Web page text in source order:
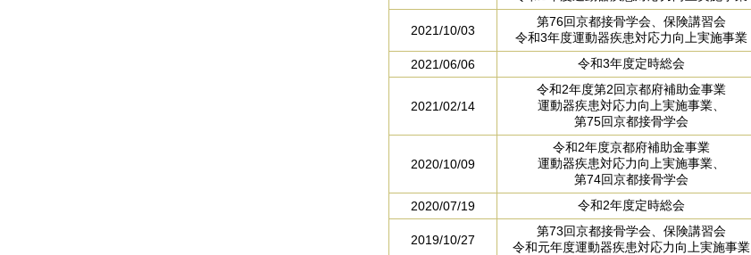
2021/10/03
第76回京都接骨学会、保険講習会
令和3年度運動器疾患対応力向上実施事業
2021/06/06
令和3年度定時総会
2021/02/14
令和2年度第2回京都府補助金事業
運動器疾患対応力向上実施事業、
第75回京都接骨学会
2020/10/09
令和2年度京都府補助金事業
運動器疾患対応力向上実施事業、
第74回京都接骨学会
2020/07/19
令和2年度定時総会
2019/10/27
第73回京都接骨学会、保険講習会
令和元年度運動器疾患対応力向上実施事業